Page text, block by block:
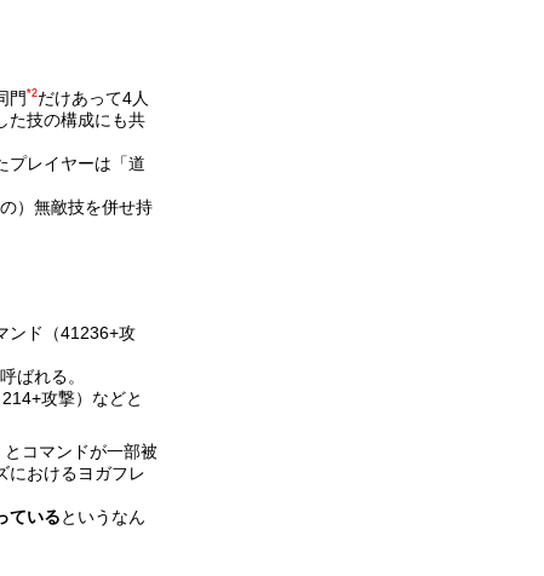
門*2だけあって4人
た技の構成にも共
プレイヤーは「道
）無敵技を併せ持
ンド（41236+攻
ばれる。
攻撃）などと
コマンドが一部被
におけるヨガフレ
ているというなん